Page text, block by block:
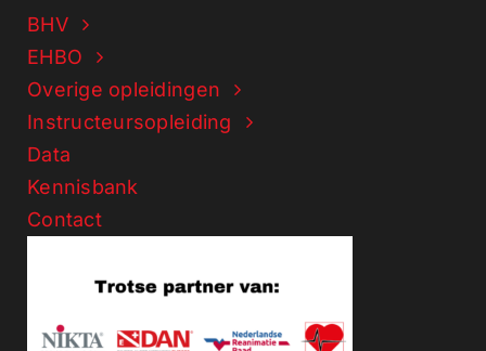
BHV
EHBO
Overige opleidingen
Instructeursopleiding
Data
Kennisbank
Contact